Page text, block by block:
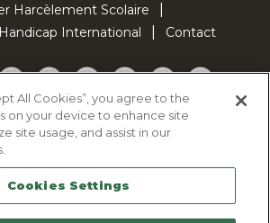
Harcèlement Scolaire
International
Contact
TwitterYouTubePinterestInstagramLinkedInTikTok
d'utilisation des cookies
de confidentialité
Mentions légales
Plan du site
Contactez-nous
All Cookies”, you agree to the
on your device to enhance site
site usage, and assist in our
Cookies Settings